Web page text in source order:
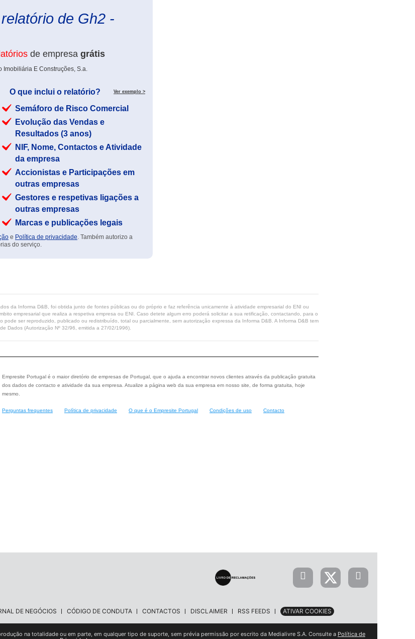
de Gh2 -
de empresa grátis
Imobiliária E Construções, S.a.
O que inclui o relatório? Ver exemplo >
Semáforo de Risco Comercial
Evolução das Vendas e
Resultados (3 anos)
NIF, Nome, Contactos e Atividade
da empresa
Accionistas e Participações em
outras empresas
Gestores e respetivas ligações a
outras empresas
Marcas e publicações legais
e Política de privacidade. Também autorizo a
do serviço.
da Informa D&B, foi obtida junto de fontes públicas ou do próprio e faz referência unicamente à atividade empresarial do ENI ou
empresarial que realiza a respetiva empresa ou ENI. Caso detete algum erro poderá solicitar a sua retificação, contactando, para o
ser reproduzido, publicado ou redistribuído, total ou parcialmente, sem autorização expressa da Informa D&B. A Informa D&B tem
Dados (Autorização Nº 32/96, emitida a 27/02/1996).
Empresite Portugal é o maior diretório de empresas de Portugal, que o ajuda a encontrar novos clientes através da publicação gratuita
dos dados de contacto e atividade da sua empresa. Atualize a página web da sua empresa em nosso site, de forma gratuita, hoje
mesmo.
Perguntas frequentes Política de privacidade O que é o Empresite Portugal Condições de uso Contacto